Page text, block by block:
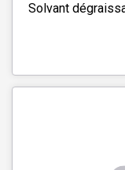
Solvant